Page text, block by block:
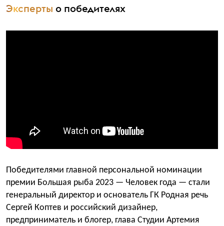
Эксперты о победителях
Победителями главной персональной номинации
премии Большая рыба 2023 — Человек года — стали
генеральный директор и основатель ГК Родная речь
Сергей Коптев и российский дизайнер,
предприниматель и блогер, глава Студии Артемия